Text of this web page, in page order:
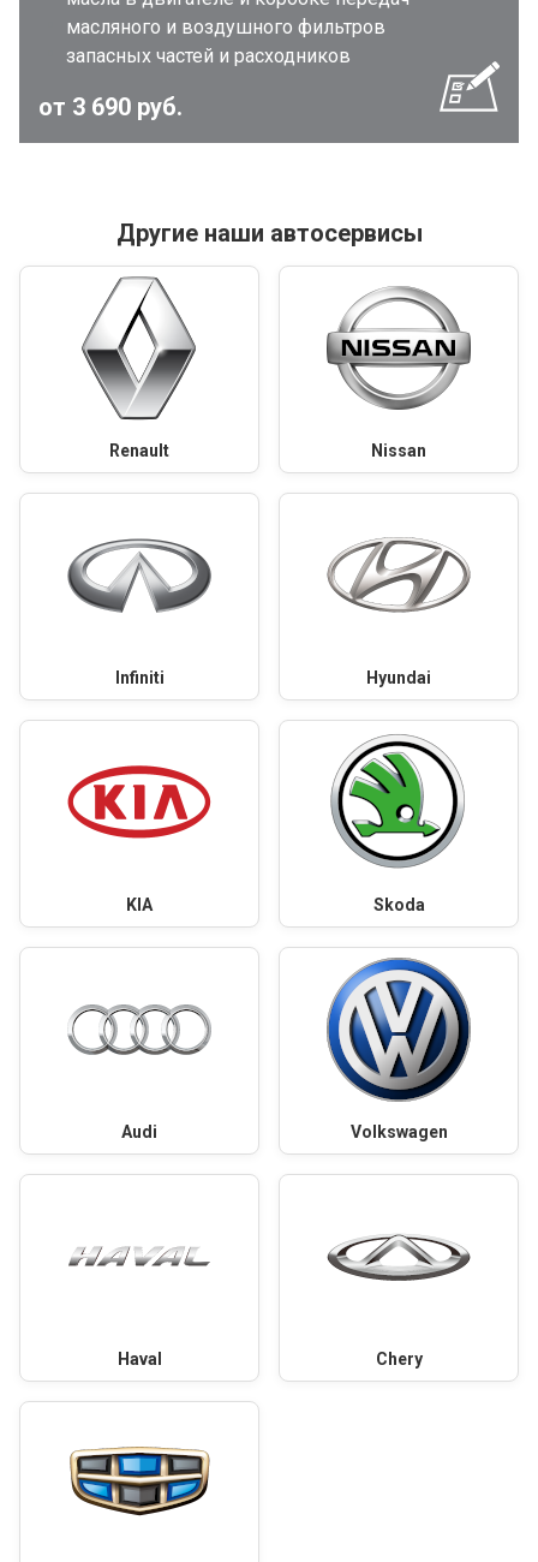
масляного и воздушного фильтров
запасных частей и расходников
от 3 690 руб.
Другие наши автосервисы
Renault Nissan
Infiniti Hyundai
KIA Skoda
Audi Volkswagen
Haval Chery